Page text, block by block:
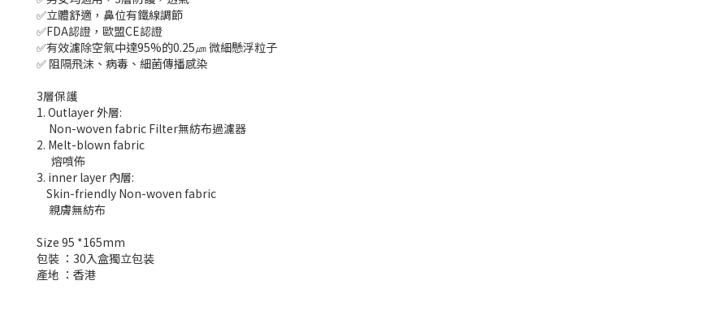
✅立體舒適，鼻位有鐵線調節
✅FDA認證，歐盟CE認證
✅有效濾除空氣中達95%的0.25㎛ 微細懸浮粒子
✅ 阻隔飛沫、病毒、細菌傳播感染
3層保護
1. Outlayer 外層:
Non-woven fabric Filter無紡布過濾器
2. Melt-blown fabric
熔噴佈
3. inner layer 內層:
Skin-friendly Non-woven fabric
親膚無紡布
Size 95 *165mm
包裝 ：30入盒獨立包装
產地 ：香港